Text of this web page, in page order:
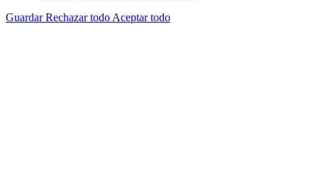
GuardarRechazar todo Aceptar todo